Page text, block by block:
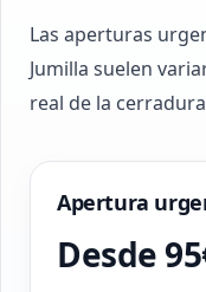
Las aperturas
Jumilla suelen
real de la
Apertura
Desde